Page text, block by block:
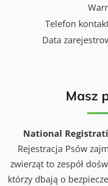
Telefon
Data
Masz
National
Rejestracja Psów
zwierząt to zespół
którzy dbają o